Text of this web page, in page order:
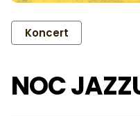
Koncert
NOC